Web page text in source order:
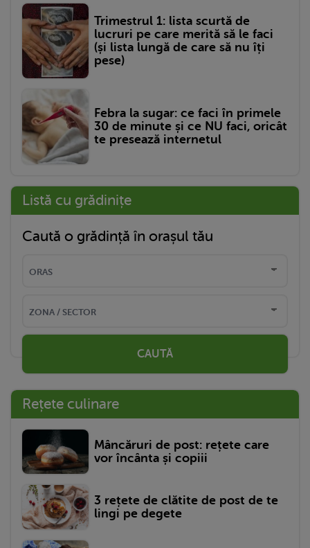
Trimestrul 1: lista scurtă de
lucruri pe care merită să le faci
(și lista lungă de care să nu îți
pese)
Febra la sugar: ce faci în primele
30 de minute și ce NU faci, oricât
te presează internetul
Listă cu grădinițe
Caută o grădință în orașul tău
CAUTĂ
Rețete culinare
Mâncăruri de post: rețete care
vor încânta și copiii
3 rețete de clătite de post de te
lingi pe degete